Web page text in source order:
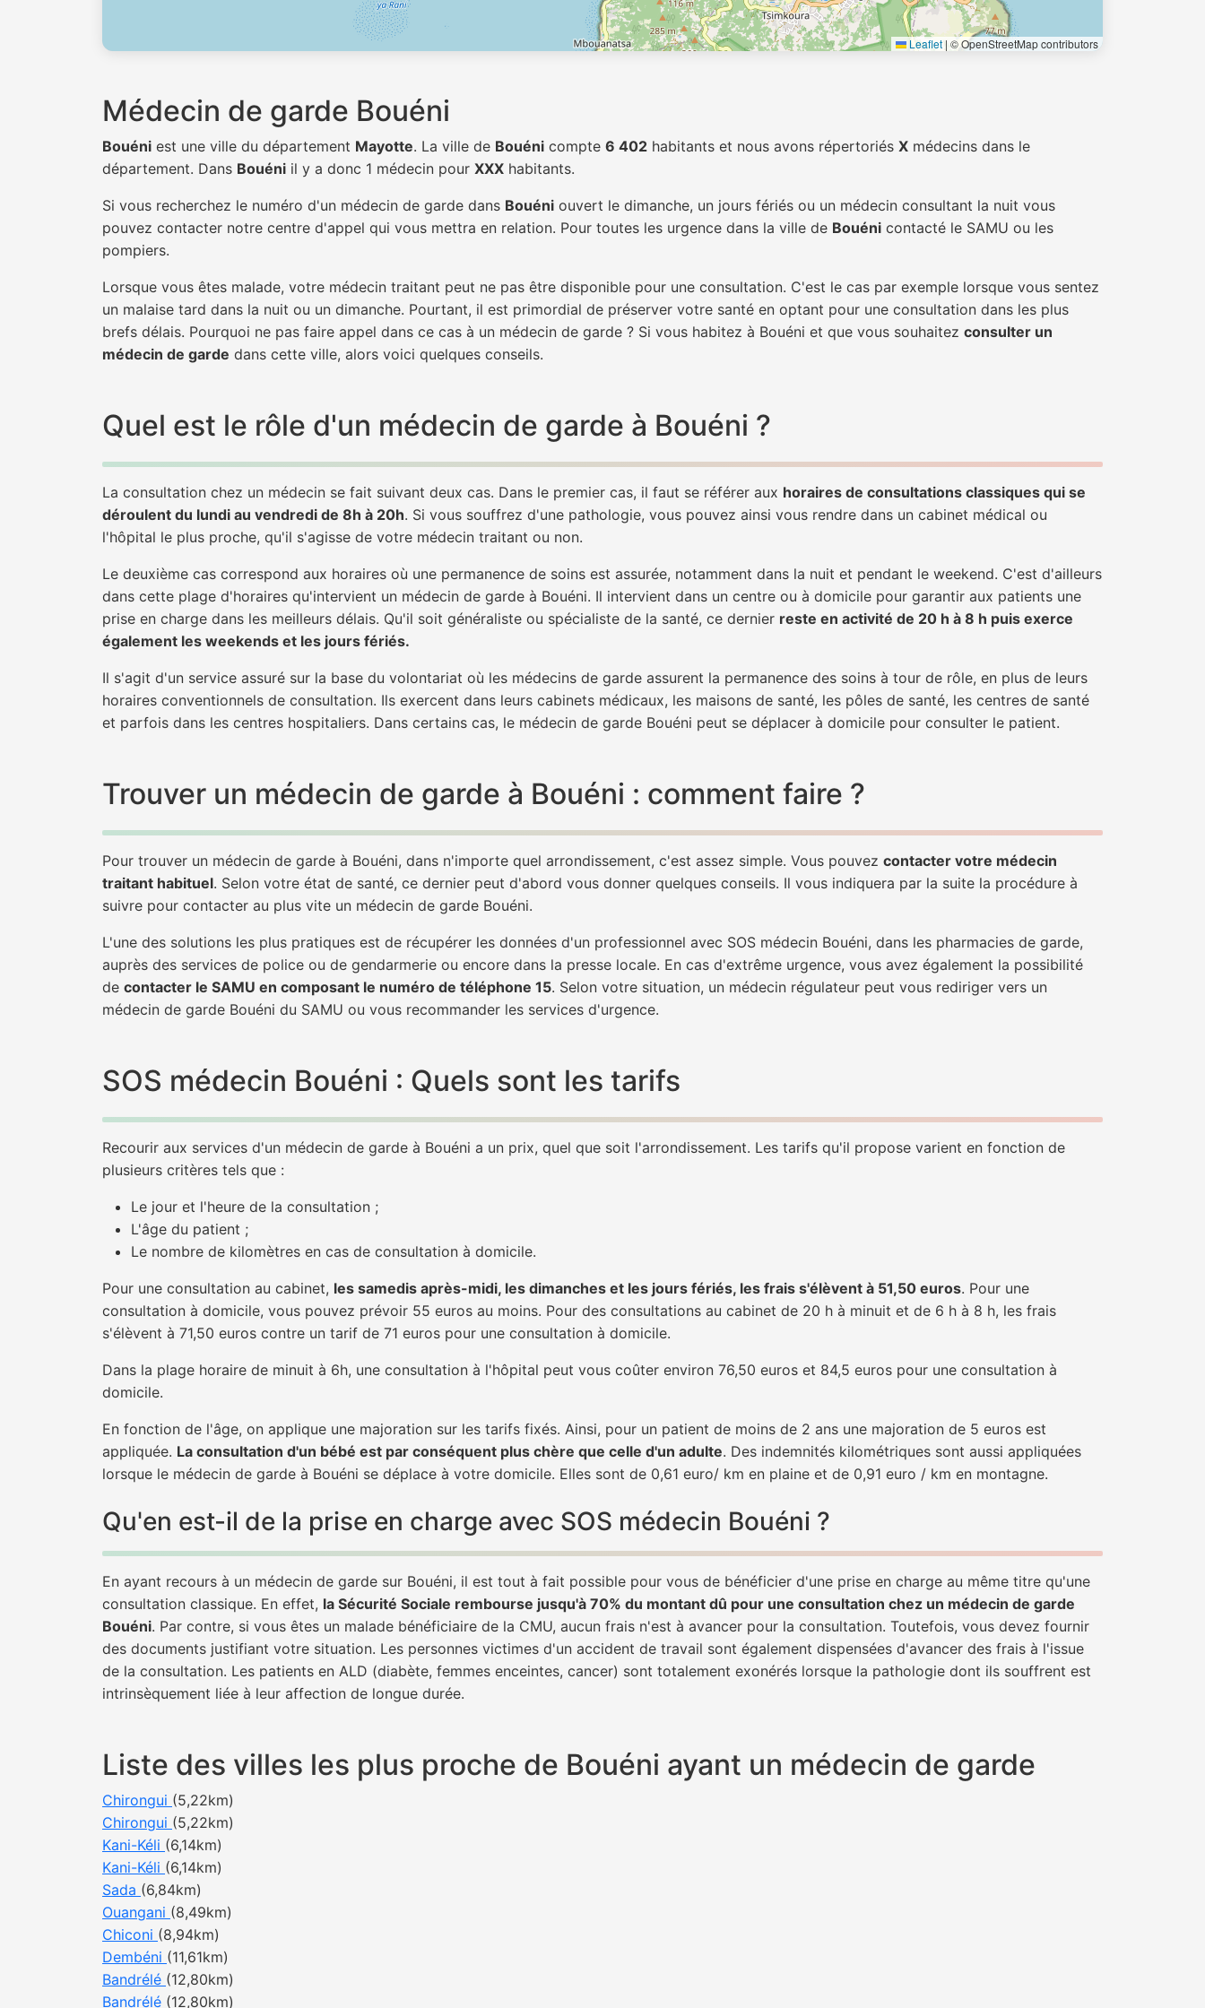
Leaflet | © OpenStreetMap contributors
Médecin de garde Bouéni
Bouéni est une ville du département Mayotte. La ville de Bouéni compte 6 402 habitants et nous avons répertoriés X médecins dans le
département. Dans Bouéni il y a donc 1 médecin pour XXX habitants.
Si vous recherchez le numéro d'un médecin de garde dans Bouéni ouvert le dimanche, un jours fériés ou un médecin consultant la nuit vous
pouvez contacter notre centre d'appel qui vous mettra en relation. Pour toutes les urgence dans la ville de Bouéni contacté le SAMU ou les
pompiers.
Lorsque vous êtes malade, votre médecin traitant peut ne pas être disponible pour une consultation. C'est le cas par exemple lorsque vous sentez
un malaise tard dans la nuit ou un dimanche. Pourtant, il est primordial de préserver votre santé en optant pour une consultation dans les plus
brefs délais. Pourquoi ne pas faire appel dans ce cas à un médecin de garde ? Si vous habitez à Bouéni et que vous souhaitez consulter un
médecin de garde dans cette ville, alors voici quelques conseils.
Quel est le rôle d'un médecin de garde à Bouéni ?
La consultation chez un médecin se fait suivant deux cas. Dans le premier cas, il faut se référer aux horaires de consultations classiques qui se
déroulent du lundi au vendredi de 8h à 20h. Si vous souffrez d'une pathologie, vous pouvez ainsi vous rendre dans un cabinet médical ou
l'hôpital le plus proche, qu'il s'agisse de votre médecin traitant ou non.
Le deuxième cas correspond aux horaires où une permanence de soins est assurée, notamment dans la nuit et pendant le weekend. C'est d'ailleurs
dans cette plage d'horaires qu'intervient un médecin de garde à Bouéni. Il intervient dans un centre ou à domicile pour garantir aux patients une
prise en charge dans les meilleurs délais. Qu'il soit généraliste ou spécialiste de la santé, ce dernier reste en activité de 20 h à 8 h puis exerce
également les weekends et les jours fériés.
Il s'agit d'un service assuré sur la base du volontariat où les médecins de garde assurent la permanence des soins à tour de rôle, en plus de leurs
horaires conventionnels de consultation. Ils exercent dans leurs cabinets médicaux, les maisons de santé, les pôles de santé, les centres de santé
et parfois dans les centres hospitaliers. Dans certains cas, le médecin de garde Bouéni peut se déplacer à domicile pour consulter le patient.
Trouver un médecin de garde à Bouéni : comment faire ?
Pour trouver un médecin de garde à Bouéni, dans n'importe quel arrondissement, c'est assez simple. Vous pouvez contacter votre médecin
traitant habituel. Selon votre état de santé, ce dernier peut d'abord vous donner quelques conseils. Il vous indiquera par la suite la procédure à
suivre pour contacter au plus vite un médecin de garde Bouéni.
L'une des solutions les plus pratiques est de récupérer les données d'un professionnel avec SOS médecin Bouéni, dans les pharmacies de garde,
auprès des services de police ou de gendarmerie ou encore dans la presse locale. En cas d'extrême urgence, vous avez également la possibilité
de contacter le SAMU en composant le numéro de téléphone 15. Selon votre situation, un médecin régulateur peut vous rediriger vers un
médecin de garde Bouéni du SAMU ou vous recommander les services d'urgence.
SOS médecin Bouéni : Quels sont les tarifs
Recourir aux services d'un médecin de garde à Bouéni a un prix, quel que soit l'arrondissement. Les tarifs qu'il propose varient en fonction de
plusieurs critères tels que :
Le jour et l'heure de la consultation ;
L'âge du patient ;
Le nombre de kilomètres en cas de consultation à domicile.
Pour une consultation au cabinet, les samedis après-midi, les dimanches et les jours fériés, les frais s'élèvent à 51,50 euros. Pour une
consultation à domicile, vous pouvez prévoir 55 euros au moins. Pour des consultations au cabinet de 20 h à minuit et de 6 h à 8 h, les frais
s'élèvent à 71,50 euros contre un tarif de 71 euros pour une consultation à domicile.
Dans la plage horaire de minuit à 6h, une consultation à l'hôpital peut vous coûter environ 76,50 euros et 84,5 euros pour une consultation à
domicile.
En fonction de l'âge, on applique une majoration sur les tarifs fixés. Ainsi, pour un patient de moins de 2 ans une majoration de 5 euros est
appliquée. La consultation d'un bébé est par conséquent plus chère que celle d'un adulte. Des indemnités kilométriques sont aussi appliquées
lorsque le médecin de garde à Bouéni se déplace à votre domicile. Elles sont de 0,61 euro/ km en plaine et de 0,91 euro / km en montagne.
Qu'en est-il de la prise en charge avec SOS médecin Bouéni ?
En ayant recours à un médecin de garde sur Bouéni, il est tout à fait possible pour vous de bénéficier d'une prise en charge au même titre qu'une
consultation classique. En effet, la Sécurité Sociale rembourse jusqu'à 70% du montant dû pour une consultation chez un médecin de garde
Bouéni. Par contre, si vous êtes un malade bénéficiaire de la CMU, aucun frais n'est à avancer pour la consultation. Toutefois, vous devez fournir
des documents justifiant votre situation. Les personnes victimes d'un accident de travail sont également dispensées d'avancer des frais à l'issue
de la consultation. Les patients en ALD (diabète, femmes enceintes, cancer) sont totalement exonérés lorsque la pathologie dont ils souffrent est
intrinsèquement liée à leur affection de longue durée.
Liste des villes les plus proche de Bouéni ayant un médecin de garde
Chirongui (5,22km)
Chirongui (5,22km)
Kani-Kéli (6,14km)
Kani-Kéli (6,14km)
Sada (6,84km)
Ouangani (8,49km)
Chiconi (8,94km)
Dembéni (11,61km)
Bandrélé (12,80km)
Bandrélé (12,80km)